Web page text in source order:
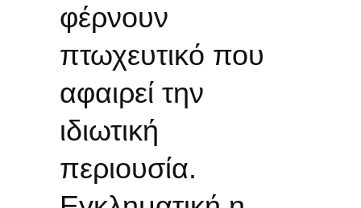
φέρνουν
πτωχευτικό που
αφαιρεί την
ιδιωτική
περιουσία.